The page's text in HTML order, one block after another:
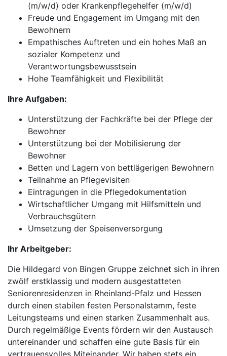
(m/w/d) oder Krankenpflegehelfer (m/w/d)
Freude und Engagement im Umgang mit den
Bewohnern
Empathisches Auftreten und ein hohes Maß an
sozialer Kompetenz und
Verantwortungsbewusstsein
Hohe Teamfähigkeit und Flexibilität
Ihre Aufgaben:
Unterstützung der Fachkräfte bei der Pflege der
Bewohner
Unterstützung bei der Mobilisierung der
Bewohner
Betten und Lagern von bettlägerigen Bewohnern
Teilnahme an Pflegevisiten
Eintragungen in die Pflegedokumentation
Wirtschaftlicher Umgang mit Hilfsmitteln und
Verbrauchsgütern
Umsetzung der Speisenversorgung
Ihr Arbeitgeber:
Die Hildegard von Bingen Gruppe zeichnet sich in ihren
zwölf erstklassig und modern ausgestatteten
Seniorenresidenzen in Rheinland-Pfalz und Hessen
durch einen stabilen festen Personalstamm, feste
Leitungsteams und einen starken Zusammenhalt aus.
Durch regelmäßige Events fördern wir den Austausch
untereinander und schaffen eine gute Basis für ein
vertrauensvolles Miteinander. Wir haben stets ein